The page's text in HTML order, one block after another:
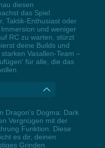
diesen
das Spiel
Taktik-Enthusiast oder
und weniger
RC zu warten, stürzt
deine Builds und
Vasallen-Team –
für alle, die das
Dragon's Dogma: Dark
Vergnügen mit der
Funktion. Diese
es dir, deinen
Grinden